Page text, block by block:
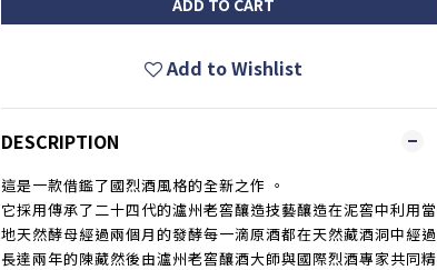
ADD TO CART
Add to Wishlist
DESCRIPTION
這是一款借鑑了國烈酒風格的全新之作 。
它採用傳承了二十四代的瀘州老窖釀造技藝釀造在泥窖中利用當
地天然酵母經過兩個月的發酵每一滴原酒都在天然藏酒洞中經過
長達兩年的陳藏然後由瀘州老窖釀酒大師與國際烈酒專家共同精